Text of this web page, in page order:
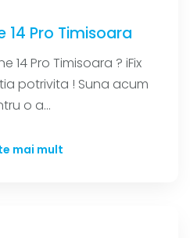
14 Pro Timisoara
14 Pro Timisoara ? iFix
potrivita ! Suna acum
o a...
mai mult